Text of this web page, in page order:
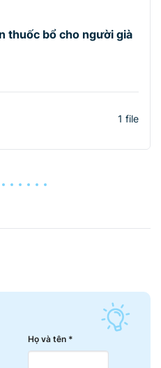
thuốc bổ cho người già
1 file
Họ và tên *